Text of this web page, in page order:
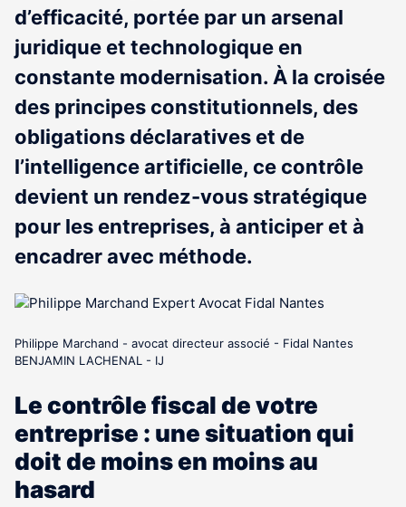
d’efficacité, portée par un arsenal
juridique et technologique en
constante modernisation. À la croisée
des principes constitutionnels, des
obligations déclaratives et de
l’intelligence artificielle, ce contrôle
devient un rendez-vous stratégique
pour les entreprises, à anticiper et à
encadrer avec méthode.
Philippe Marchand - avocat directeur associé - Fidal Nantes
BENJAMIN LACHENAL - IJ
Le contrôle fiscal de votre
entreprise : une situation qui
doit de moins en moins au
hasard